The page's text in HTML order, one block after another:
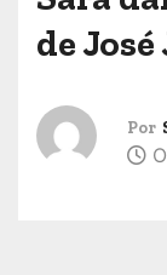
de José
Por